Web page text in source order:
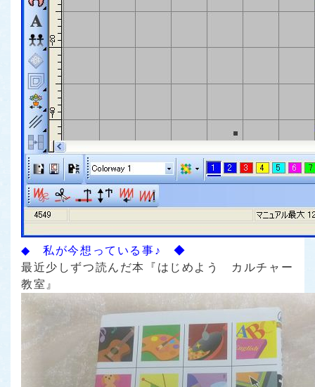
◆ 私が今想っている事♪ ◆
最近少しずつ読んだ本
『はじめよう カルチャー
教室』